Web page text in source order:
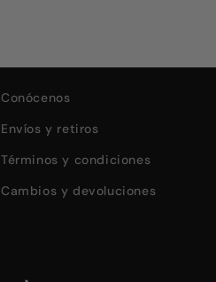
Conócenos
Envíos y retiros
Términos y condiciones
Cambios y devoluciones